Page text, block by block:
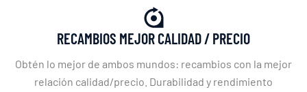
RECAMBIOS MEJOR CALIDAD / PRECIO
Obtén lo mejor de ambos mundos: recambios con la mejor
relación calidad/precio. Durabilidad y rendimiento